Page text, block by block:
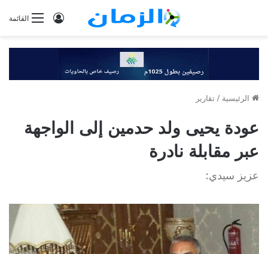
القائمةتسجيل
الرئيسية / تقارير
عودة يحيى ولد حدمين إلى الواجهة
عبر مقابلة نادرة
عزيز سيدي: